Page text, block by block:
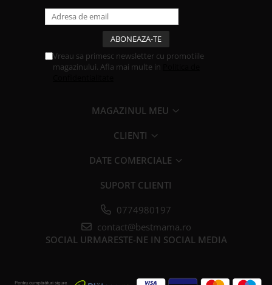
Vreau sa primesc newsletter cu promotiile
magazinului. Afla mai multe in
MAGAZINUL MEU
CLIENTI
DATE COMERCIALE
SUPORT CLIENTI
0774980197
contact@bestmama.ro
SOCIAL URMARESTE-NE IN SOCIAL MEDIA